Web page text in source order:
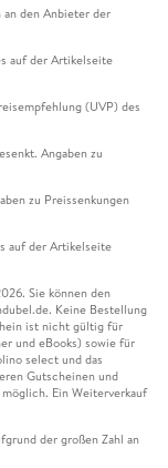
den Anbieter der
auf der Artikelseite
(UVP) des
Angaben zu
zu Preissenkungen
auf der Artikelseite
Sie können den
Keine Bestellung
ist nicht gültig für
und eBooks) sowie für
select und das
Gutscheinen und
Ein Weiterverkauf
der großen Zahl an